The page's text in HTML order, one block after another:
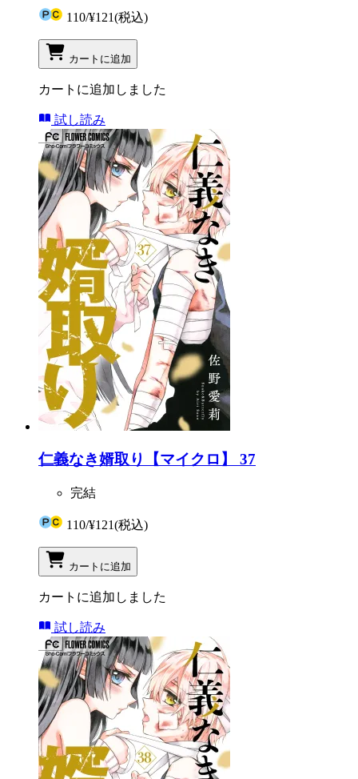
110/¥121(税込)
カートに追加
カートに追加しました
試し読み
仁義なき婿取り【マイクロ】 37
完結
110/¥121(税込)
カートに追加
カートに追加しました
試し読み